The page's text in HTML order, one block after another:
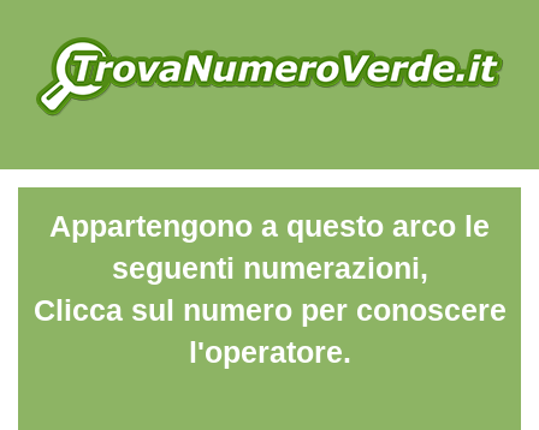
Appartengono a questo arco le
seguenti numerazioni,
Clicca sul numero per conoscere
l'operatore.